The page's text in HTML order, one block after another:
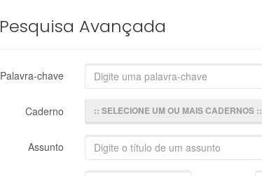
Pesquisa Avançada
Palavra-chave
Caderno :: SELECIONE UM OU MAIS CADERNOS ::
Assunto